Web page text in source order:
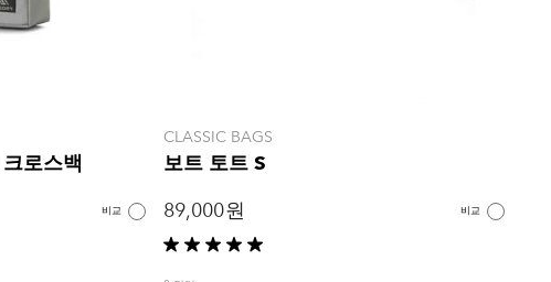
로스백
비교
CLASSIC BAGS
보트 토트 S
89,000 원
비교
별
5